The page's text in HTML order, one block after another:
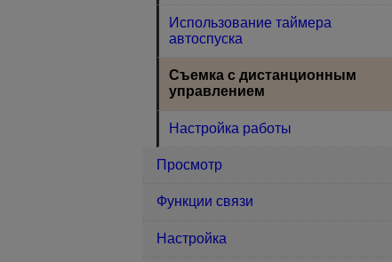
Использование таймера
автоспуска
Съемка с дистанционным
управлением
Настройка работы
Просмотр
Функции связи
Настройка